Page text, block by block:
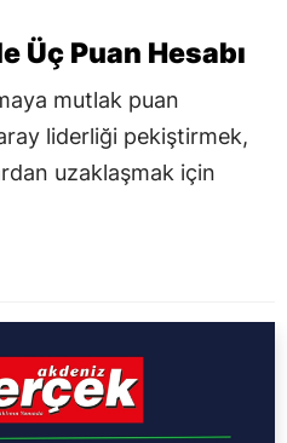
Üç Puan Hesabı
mutlak puan
liderliği pekiştirmek,
uzaklaşmak için